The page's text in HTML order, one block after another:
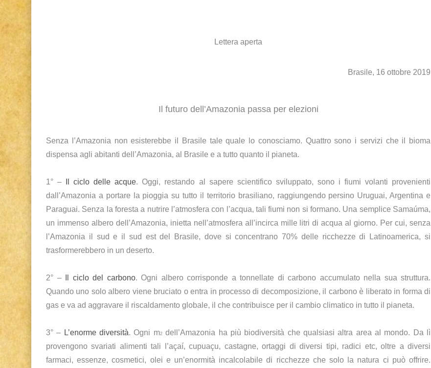
Lettera aperta
Brasile, 16 ottobre 2019
Il futuro dell’Amazonia passa per elezioni
Senza l’Amazonia non esisterebbe il Brasile tale quale lo conosciamo. Quattro sono i servizi che il bioma
dispensa agli abitanti dell’Amazonia, al Brasile e a tutto quanto il pianeta.
1° – Il ciclo delle acque. Oggi, restando al sapere scientifico sviluppato, sono i fiumi volanti provenienti
dall’Amazonia a portare la pioggia su tutto il territorio brasiliano, raggiungendo persino Uruguai, Argentina e
Paraguai. Senza la foresta a nutrire l’atmosfera con l’acqua, tali fiumi non si formano. Una semplice Samaúma,
un immenso albero dell’Amazonia, inietta nell’atmosfera all’incirca mille litri di acqua al giorno. Per cui, senza
l’Amazonia il sud e il sud est del Brasile, dove si concentrano 70% delle ricchezze di Latinoamerica, si
trasformerebbero in un deserto.
2° – Il ciclo del carbono. Ogni albero corrisponde a tonnellate di carbono accumulato nella sua struttura.
Quando uno solo albero viene bruciato o entra in processo di decomposizione, il carbono è liberato in forma di
gas e va ad aggravare il riscaldamento globale, il che contribuisce per il cambio climatico in tutto il pianeta.
3° – L’enorme diversità. Ogni m2dell’Amazonia ha più biodiversità che qualsiasi altra area al mondo. Da lì
provengono svariati alimenti tali l’açaí, cupuaçu, castagne, ortaggi di diversi tipi, radici etc, oltre a diversi
farmaci, essenze, cosmetici, olei e un’enormità incalcolabile di ricchezze che solo la natura ci può offrire.